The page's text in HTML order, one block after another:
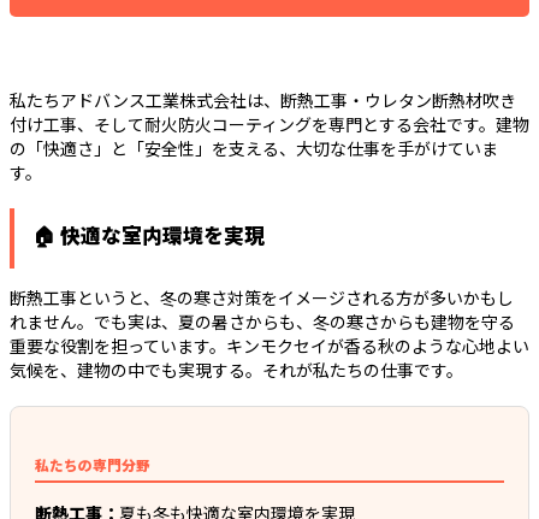
私たちアドバンス工業株式会社は、断熱工事・ウレタン断熱材吹き
付け工事、そして耐火防火コーティングを専門とする会社です。建物
の「快適さ」と「安全性」を支える、大切な仕事を手がけていま
す。
🏠 快適な室内環境を実現
断熱工事というと、冬の寒さ対策をイメージされる方が多いかもし
れません。でも実は、夏の暑さからも、冬の寒さからも建物を守る
重要な役割を担っています。キンモクセイが香る秋のような心地よい
気候を、建物の中でも実現する。それが私たちの仕事です。
私たちの専門分野
断熱工事： 夏も冬も快適な室内環境を実現